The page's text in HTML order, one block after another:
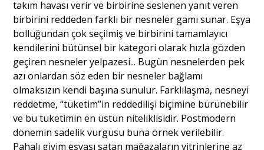
takım havası verir ve birbirine seslenen yanıt veren
birbirini reddeden farklı bir nesneler gamı sunar. Eşya
bolluğundan çok seçilmiş ve birbirini tamamlayıcı
kendilerini bütünsel bir kategori olarak hızla gözden
geçiren nesneler yelpazesi... Bugün nesnelerden pek
azı onlardan söz eden bir nesneler bağlamı
olmaksızın kendi başına sunulur. Farklılaşma, nesneyi
reddetme, “tüketim”in reddedilişi biçimine bürünebilir
ve bu tüketimin en üstün niteliklisidir. Postmodern
dönemin sadelik vurgusu buna örnek verilebilir.
Pahalı giyim eşyası satan mağazaların vitrinlerine az